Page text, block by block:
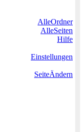
AlleOrdner
AlleSeiten
Hilfe
Einstellungen
SeiteÄndern